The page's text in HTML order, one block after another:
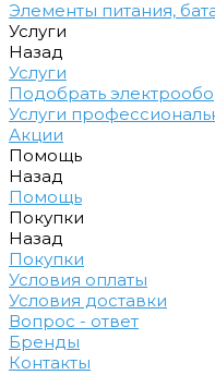
Элементы питания,
Услуги
Назад
Услуги
Подобрать
Услуги
Акции
Помощь
Назад
Помощь
Покупки
Назад
Покупки
Условия оплаты
Условия доставки
Вопрос - ответ
Бренды
Контакты